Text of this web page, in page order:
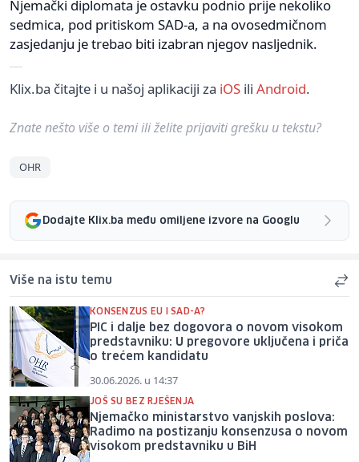
Njemački diplomata je ostavku podnio prije nekoliko
sedmica, pod pritiskom SAD-a, a na ovosedmičnom
zasjedanju je trebao biti izabran njegov nasljednik.
Klix.ba čitajte i u našoj aplikaciji za iOS ili Android.
Znate nešto više o temi ili želite prijaviti grešku u tekstu?
OHR
Dodajte Klix.ba među omiljene izvore na Googlu
Više na istu temu
KONSENZUS EU I SAD-A?
PIC i dalje bez dogovora o novom visokom
predstavniku: U pregovore uključena i priča
o trećem kandidatu
30.06.2026. u 14:37
JOŠ SU BEZ RJEŠENJA
Njemačko ministarstvo vanjskih poslova:
Radimo na postizanju konsenzusa o novom
visokom predstavniku u BiH